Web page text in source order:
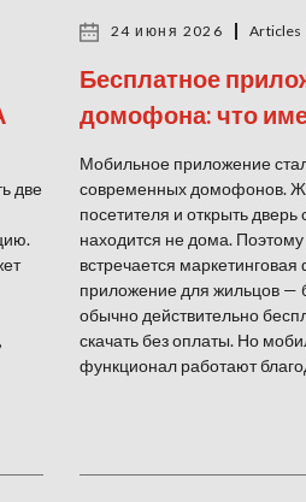
две
24 июня 2026 Articles
Бесплатное
домофона: что
Мобильное приложение
современных домофонов.
посетителя и открыть
находится не дома.
встречается
приложение для жильцов —
обычно действительно
скачать без оплаты. Но
функционал работают